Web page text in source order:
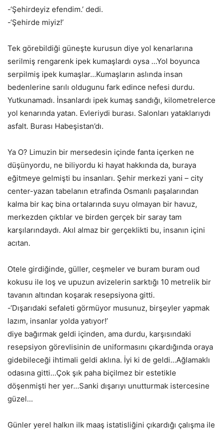
-‘Şehirdeyiz efendim.’ dedi.
-‘Şehirde miyiz!’
Tek görebildiği güneşte kurusun diye yol kenarlarına
serilmiş rengarenk ipek kumaşlardı oysa …Yol boyunca
serpilmiş ipek kumaşlar…Kumaşların aslında insan
bedenlerine sarılı oldugunu fark edince nefesi durdu.
Yutkunamadı. İnsanlardı ipek kumaş sandığı, kilometrelerce
yol kenarında yatan. Evleriydi burası. Salonları yataklarıydı
asfalt. Burası Habeşistan’dı.
Ya O? Limuzin bir mersedesin içinde fanta içerken ne
düşünyordu, ne biliyordu ki hayat hakkında da, buraya
eğitmeye gelmişti bu insanları. Şehir merkezi yani – city
center-yazan tabelanın etrafinda Osmanlı paşalarından
kalma bir kaç bina ortalarında suyu olmayan bir havuz,
merkezden çıktılar ve birden gerçek bir saray tam
karşılarındaydı. Akıl almaz bir gerçeklikti bu, insanın içini
acıtan.
Otele girdiğinde, güller, ceşmeler ve buram buram oud
kokusu ile loş ve upuzun avizelerin sarktığı 10 metrelik bir
tavanın altından koşarak resepsiyona gitti.
-‘Dışarıdaki sefaleti görmüyor musunuz, birşeyler yapmak
lazım, insanlar yolda yatıyor!’
diye bağırmak geldi içinden, ama durdu, karşısındaki
resepsiyon görevlisinin de uniformasını çıkardığında oraya
gidebileceği ihtimali geldi aklına. İyi ki de geldi…Ağlamaklı
odasına gitti…Çok şık paha biçilmez bir estetikle
döşenmişti her yer…Sanki dışarıyı unutturmak istercesine
güzel…
Günler yerel halkın ilk maaş istatisliğini çıkardığı çalışma ile